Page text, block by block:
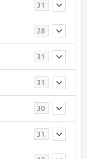
31
28
31
31
30
31